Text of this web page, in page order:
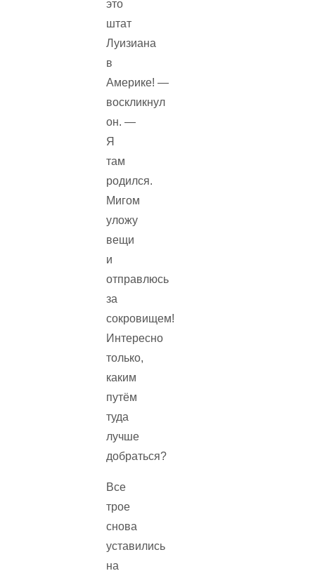
это
штат
Луизиана
в
Америке! —
воскликнул
он. —
Я
там
родился.
Мигом
уложу
вещи
и
отправлюсь
за
сокровищем!
Интересно
только,
каким
путём
туда
лучше
добраться?
Все
трое
снова
уставились
на